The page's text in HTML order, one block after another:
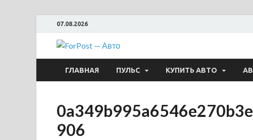
07.08.2026
ForPost —
ГЛАВНАЯ ПУЛЬС КУПИТЬ АВТО
906